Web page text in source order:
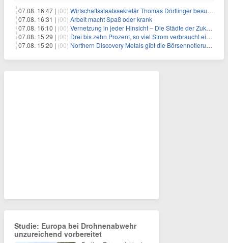
07.08. 16:47 | (00) Wirtschaftsstaatssekretär Thomas Dörflinger besucht Handwerksbetrieb im Kammerbezirk Freiburg
07.08. 16:31 | (00) Arbeit macht Spaß oder krank
07.08. 16:10 | (00) Vernetzung in jeder Hinsicht – Die Städte der Zukunft sind grün-blau
07.08. 15:29 | (00) Drei bis zehn Prozent, so viel Strom verbraucht ein Aufzug im Gebäude
07.08. 15:20 | (00) Northern Discovery Metals gibt die Börsennotierung an der Frankfurter Wertpapierbörse bekannt
Studie: Europa bei Drohnenabwehr
unzureichend vorbereitet